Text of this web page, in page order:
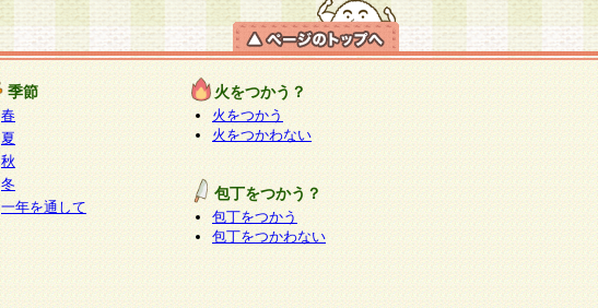
季節
春
夏
秋
冬
一年を通して
火をつかう？
火をつかう
火をつかわない
包丁をつかう？
包丁をつかう
包丁をつかわない